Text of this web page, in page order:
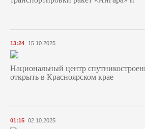
13:24 15.10.2025
Национальный центр
открыть в Красноярском крае
01:15 02.10.2025